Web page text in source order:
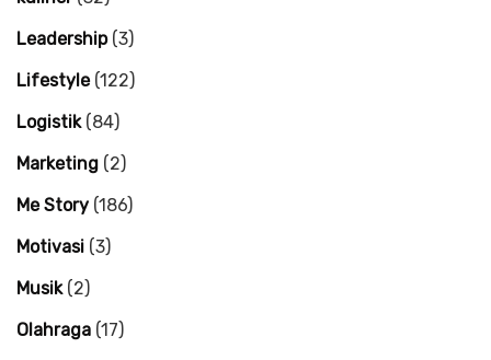
Leadership(3)
Lifestyle(122)
Logistik(84)
Marketing (2)
Me Story (186)
Motivasi (3)
Musik(2)
Olahraga (17)